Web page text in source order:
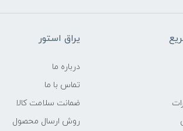
یراق استور
درباره ما
تماس با ما
ضمانت سلامت کالا
روش ارسال محصول